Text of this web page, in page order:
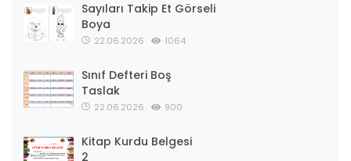
Sayıları Takip Et Görseli
Boya
22.06.2026 1064
Sınıf Defteri Boş
Taslak
22.06.2026 900
Kitap Kurdu Belgesi
2